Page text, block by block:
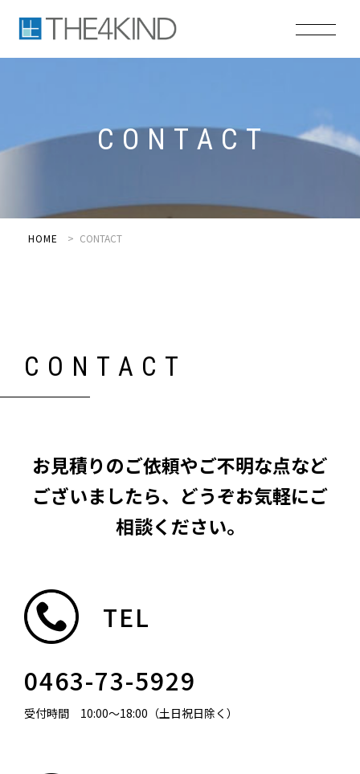
CONTACT
HOME CONTACT
C O N T A C T
お見積りのご依頼やご不明な点など
ございましたら、 どうぞお気軽にご
相談く ださい。
TEL
0463-73-5929
受付時間 10:00～18:00（土日祝日除く）